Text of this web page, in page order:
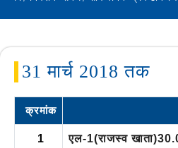
31 मार्च 2018 तक
क्रमांक
1 एल-1(राजस्व